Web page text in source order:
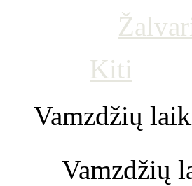
Kiti
Vamzdžių
Vamzdžių